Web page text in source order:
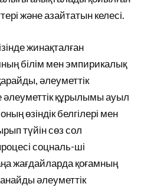
және азайтатын келесі.
жинақталған
білім мен эмпирикалық
әлеуметтік
әлеуметтік құрылымы ауыл
өзіндік белгілері мен
түйін сөз сол
соцналь-ші
жағдайларда қоғамның
әлеуметтік